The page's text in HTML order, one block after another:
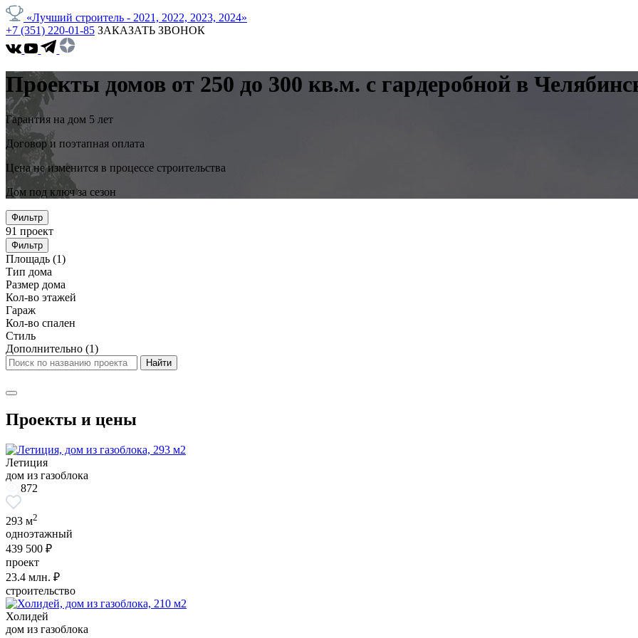
«Лучший строитель - 2021, 2022, 2023, 2024»
+7 (351) 220-01-85 ЗАКАЗАТЬ ЗВОНОК
Проекты домов от 250 до 300 кв.м. с гардеробной в
Гарантия на дом 5 лет
Договор и поэтапная оплата
Цена не изменится в процессе строительства
Дом под ключ за сезон
Фильтр
91 проект
Фильтр
Площадь (1)
Тип дома
Размер дома
Кол-во этажей
Гараж
Кол-во спален
Стиль
Дополнительно (1)
Проекты и цены
Летиция
дом из газоблока
872
293 м2
одноэтажный
439 500 ₽
проект
23.4 млн. ₽
строительство
Холидей
дом из газоблока